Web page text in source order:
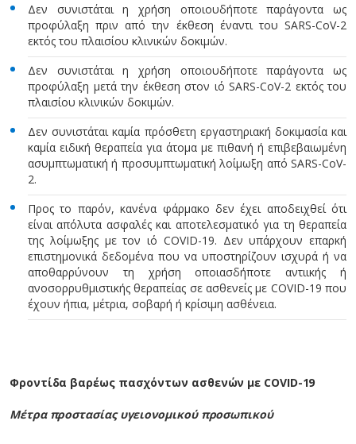
Δεν συνιστάται η χρήση οποιουδήποτε παράγοντα ως
προφύλαξη πριν από την έκθεση έναντι του SARS-CoV-2
εκτός του πλαισίου κλινικών δοκιμών.
Δεν συνιστάται η χρήση οποιουδήποτε παράγοντα ως
προφύλαξη μετά την έκθεση στον ιό SARS-CoV-2 εκτός του
πλαισίου κλινικών δοκιμών.
Δεν συνιστάται καμία πρόσθετη εργαστηριακή δοκιμασία και
καμία ειδική θεραπεία για άτομα με πιθανή ή επιβεβαιωμένη
ασυμπτωματική ή προσυμπτωματική λοίμωξη από SARS-CoV-
2.
Προς το παρόν, κανένα φάρμακο δεν έχει αποδειχθεί ότι
είναι απόλυτα ασφαλές και αποτελεσματικό για τη θεραπεία
της λοίμωξης με τον ιό COVID-19. Δεν υπάρχουν επαρκή
επιστημονικά δεδομένα που να υποστηρίζουν ισχυρά ή να
αποθαρρύνουν τη χρήση οποιασδήποτε αντιικής ή
ανοσορρυθμιστικής θεραπείας σε ασθενείς με COVID-19 που
έχουν ήπια, μέτρια, σοβαρή ή κρίσιμη ασθένεια.
Φροντίδα βαρέως πασχόντων ασθενών με COVID-19
Μέτρα προστασίας υγειονομικού προσωπικού